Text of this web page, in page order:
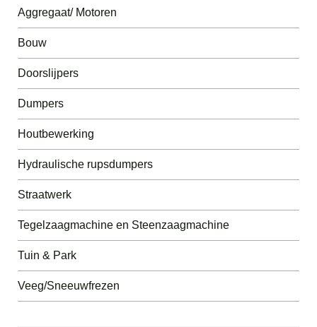
Aggregaat/ Motoren
Bouw
Doorslijpers
Dumpers
Houtbewerking
Hydraulische rupsdumpers
Straatwerk
Tegelzaagmachine en Steenzaagmachine
Tuin & Park
Veeg/Sneeuwfrezen